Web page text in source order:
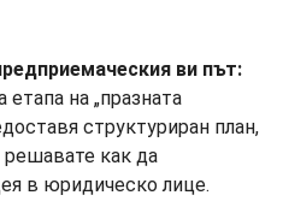
ви път:
етапа на „празната
структуриран план,
решавате как да
в юридическо лице.